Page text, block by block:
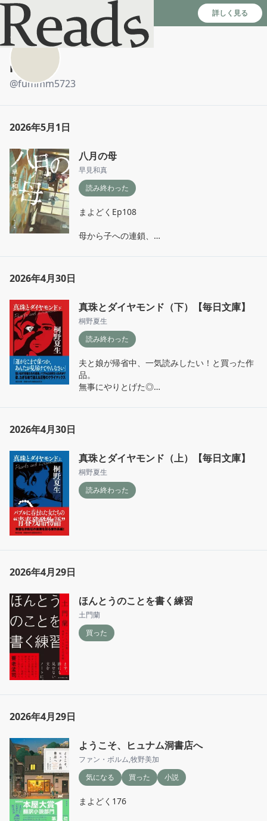
Reads - 読書のSNS＆記録アプリ 詳しく見る
natu
@fummm5723
2026年5月1日
八月の母
早見和真
読み終わった
まよどくEp108
母から子への連鎖、
許すこと、許されること、許さないこと、
うーん、、言葉になりません。
2026年4月30日
真珠とダイヤモンド（下）【毎日文庫】
桐野夏生
読み終わった
夫と娘が帰省中、一気読みしたい！と買った作
品。
無事にやりとげた◎
その分、佳那の博多弁が不自然なのもすごい違
和感。
オープニングの違和感が、
2026年4月30日
真珠とダイヤモンド（上）【毎日文庫】
桐野夏生
読み終わった
2026年4月29日
ほんとうのことを書く練習
土門蘭
買った
2026年4月29日
ようこそ、ヒュナム洞書店へ
ファン・ボルム,牧野美加
気になる
買った 小説
まよどく176